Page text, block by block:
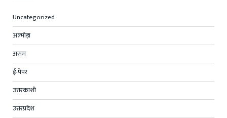
Uncategorized
अल्मोड़ा
असम
ई-पेपर
उत्तरकाशी
उत्तरप्रदेश